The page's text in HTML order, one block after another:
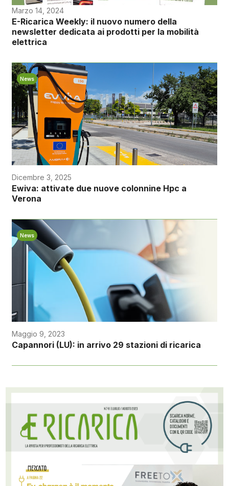
Marzo 14, 2024
E-Ricarica Weekly: il nuovo numero della
newsletter dedicata ai prodotti per la mobilità
elettrica
News
Dicembre 3, 2025
Ewiva: attivate due nuove colonnine Hpc a
Verona
News
Maggio 9, 2023
Capannori (LU): in arrivo 29 stazioni di ricarica